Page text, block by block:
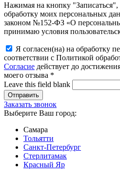
Нажимая на кнопку "Записаться",
обработку моих персональных
законом №152-ФЗ «О
принимаю условия
Я согласен(на) на обработку
соответствии с Политикой
Согласие действует до
моего отзыва *
Leave this field blank
Заказать звонок
Выберите Ваш город:
Самара
Тольятти
Санкт-Петербург
Стерлитамак
Красный Яр